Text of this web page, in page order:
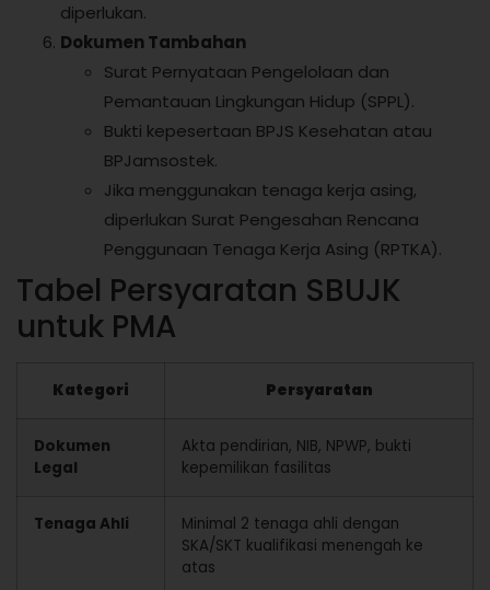
diperlukan.
Dokumen Tambahan
Surat Pernyataan Pengelolaan dan
Pemantauan Lingkungan Hidup (SPPL).
Bukti kepesertaan BPJS Kesehatan atau
BPJamsostek.
Jika menggunakan tenaga kerja asing,
diperlukan Surat Pengesahan Rencana
Penggunaan Tenaga Kerja Asing (RPTKA).
Tabel Persyaratan SBUJK
untuk PMA
Kategori Persyaratan
Dokumen
Legal
Akta pendirian, NIB, NPWP, bukti
kepemilikan fasilitas
Tenaga Ahli
Minimal 2 tenaga ahli dengan
SKA/SKT kualifikasi menengah ke
atas